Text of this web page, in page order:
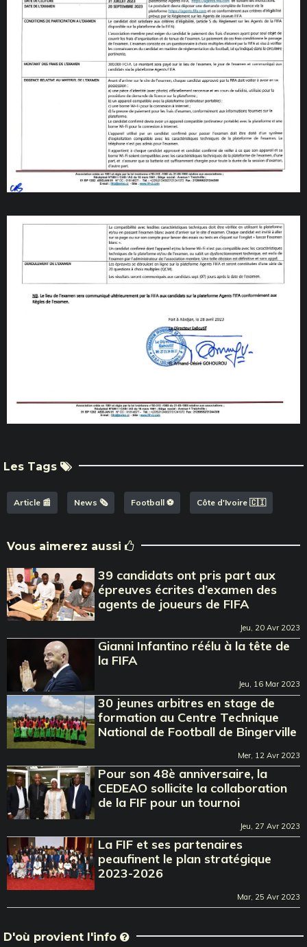
Les Tags
Article 📰 News 🗞️ Football ⚽️ Côte d'Ivoire 🇨🇮
Vous aimerez aussi
39 candidats ont pris part aux
épreuves écrites d’examen des
agents de joueurs de FIFA
Jeu, 20 Avr 2023
Gianni Infantino réélu à la tête de
la FIFA
Jeu, 16 Mar 2023
30 jeunes arbitres en stage de
formation au Centre Technique
National de Football de Bingerville
Mer, 12 Avr 2023
Pour son 48è anniversaire, la
CEDEAO sollicite la collaboration
de la FIF pour un tournoi
Jeu, 27 Avr 2023
La FIF et ses partenaires
peaufinent le plan stratégique
2023-2026
Mar, 25 Avr 2023
D'où provient l'info